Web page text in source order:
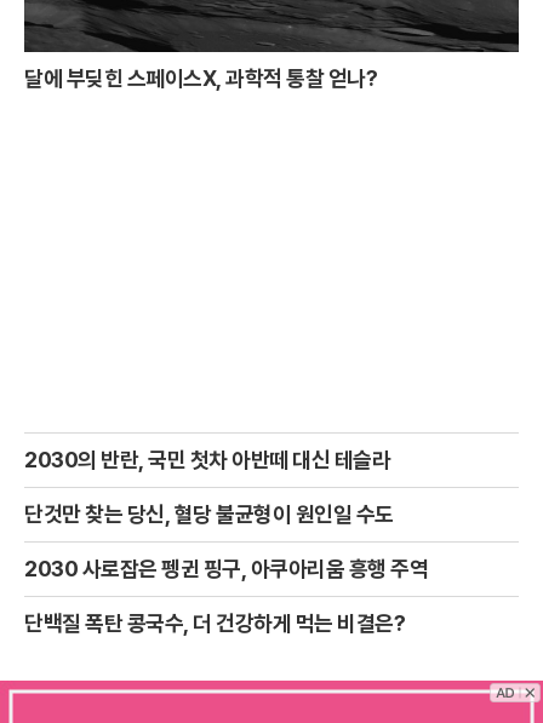
달에 부딪힌 스페이스X, 과학적 통찰 얻나?
2030의 반란, 국민 첫차 아반떼 대신 테슬라
단것만 찾는 당신, 혈당 불균형이 원인일 수도
2030 사로잡은 펭귄 핑구, 아쿠아리움 흥행 주역
단백질 폭탄 콩국수, 더 건강하게 먹는 비결은?